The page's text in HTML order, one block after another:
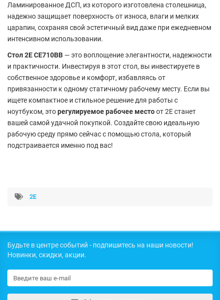
Ламинированное ДСП, из которого изготовлена столешница,
надежно защищает поверхность от износа, влаги и мелких
царапин, сохраняя свой эстетичный вид даже при ежедневном
интенсивном использовании.
Стол 2E CE710BB — это воплощение элегантности, надежности
и практичности. Инвестируя в этот стол, вы инвестируете в
собственное здоровье и комфорт, избавляясь от
привязанности к одному статичному рабочему месту. Если вы
ищете компактное и стильное решение для работы с
ноутбуком, эторегулируемое рабочее местоот 2E станет
вашей самой удачной покупкой. Создайте свою идеальную
рабочую среду прямо сейчас с помощью стола, который
подстраивается именно под вас!
2E
Будьте в центре событий - подпишитесь на наши новости!
Новинки, скидки, акции.